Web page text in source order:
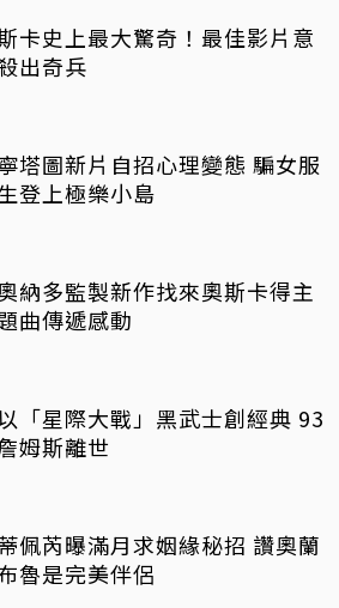
卡史上最大驚奇！最佳影片意
出奇兵
塔圖新片自招心理變態 騙女服
登上極樂小島
納多監製新作找來奧斯卡得主
曲傳遞感動
「星際大戰」黑武士創經典 93
姆斯離世
佩芮曝滿月求姻緣秘招 讚奧蘭
魯是完美伴侶